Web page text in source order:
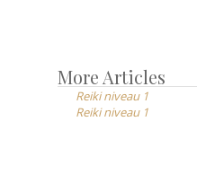
avec les positions
des mains pour soi
et les autres.
Echanges de
Post
navigation
More Articles
Reiki niveau 1
Reiki niveau 1